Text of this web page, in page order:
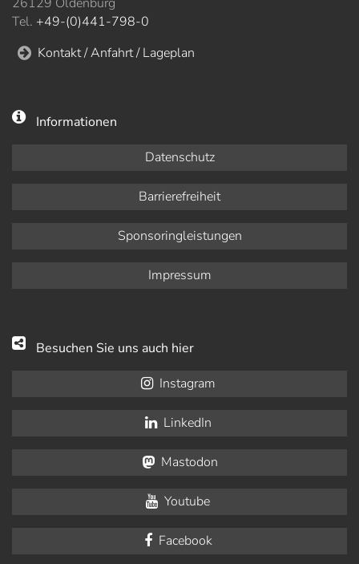
Tel. +49-(0)441-798-0
Kontakt / Anfahrt / Lageplan
Informationen
Datenschutz
Barrierefreiheit
Sponsoringleistungen
Impressum
Besuchen Sie uns auch hier
Instagram
LinkedIn
Mastodon
Youtube
Facebook